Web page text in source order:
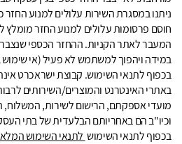
ניתנו במסגרת השירות עלולים למנוע החזר
המעבר לאתר הקניות. ההחזר הכספי
בכפוף לתנאי השימוש. קבוצת ישראכרט
באתרי האינטרנט והמוצרים/השירותים
מועדי אספקתם, הרישום לשירות, המשלוח,
וכיו"ב הם באחריותם הבלעדית של בתי
בכפוף לתנאי השימוש לתנאי השימוש